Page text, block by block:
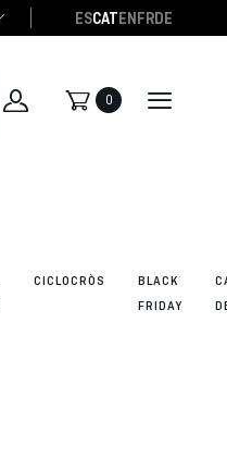
ESCATENFRDE
0
CICLOCRÒS
BLACK
FRIDAY